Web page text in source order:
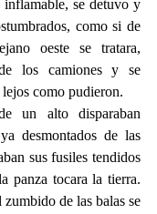
inflamable, se detuvo y
como si de
oeste se tratara,
los camiones y se
como pudieron.
un alto disparaban
desmontados de las
sus fusiles tendidos
panza tocara la tierra.
zumbido de las balas se